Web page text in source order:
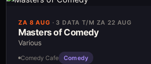
ZA 8 AUG · 3 DATA T/M ZA 22 AUG
Masters of Comedy
Various
Comedy Cafe Comedy